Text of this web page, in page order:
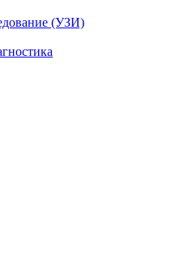
(УЗИ)